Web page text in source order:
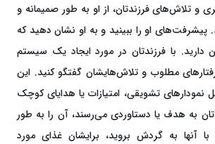
و تلاش‌های فرزندتان، از او به طور صمیمانه و
پیشرفت‌های او را ببینید و به او نشان دهید که
دارید. با فرزندتان در مورد ایجاد یک سیستم
مطلوب و تلاش‌هایشان گفتگو کنید. این
تشویقی، امتیازات یا هدایای کوچک
به هدف یا دستاوردی می‌رسند، آن را به طور
آنها به گردش بروید، برایشان غذای مورد